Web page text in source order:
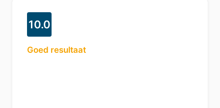
10.0
Goed resultaat